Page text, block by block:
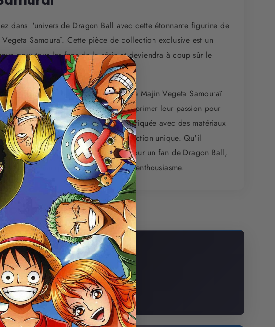
dans l'univers de Dragon Ball avec cette étonnante figurine de
Samouraï. Cette pièce de collection exclusive est un
pour tous les fans de la série et deviendra à coup sûr le
de mire de votre collection.
et particularités : Cette figurine de Majin Vegeta Samouraï
pour tous ceux qui souhaitent exprimer leur passion pour
Ball. Elle est peinte à la main et fabriquée avec des matériaux
ce qui en fait une pièce de collection unique. Qu'il
d'une décoration ou d'un cadeau pour un fan de Dragon Ball,
ne manquera pas de susciter l'enthousiasme.
fidèle de
fidèle de la célèbre figurine